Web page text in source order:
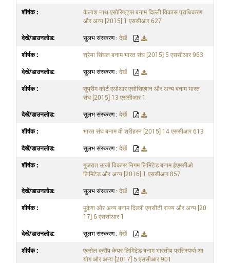
कैलाश नाथ एसोसिएट्स बनाम दिल्ली विकास प्राधिकरण
और अन्य [2015] 1 एससीआर 627
सुलभ संस्करण : देखें
श्रेया सिंघल बनाम भारत संघ [2015] 5 एससीआर 963
सुलभ संस्करण :देखें
सुप्रीम कोर्ट एओआर एसोसिएशन और अन्य बनाम भारत
संघ [2015] 13 एससीआर 1
सुलभ संस्करण : देखें
भारत संघ बनाम वी श्रीहरन [2015] 14 एससीआर 613
सुलभ संस्करण :देखें
गुजरात ऊर्जा विकास निगम लिमिटेड बनाम ईएमसीओ
लिमिटेड और अन्य [2016] 1 एससीआर 857
सुलभ संस्करण : देखें
मुकेश और अन्य बनाम दिल्ली एनसीटी राज्य और अन्य [20
17] 6 एससीआर 1
सुलभ संस्करण :देखें
एक्सेल क्रॉप केयर लिमिटेड बनाम भारतीय प्रतिस्पर्धा आ
योग और अन्य [2017] 5 एससीआर 901